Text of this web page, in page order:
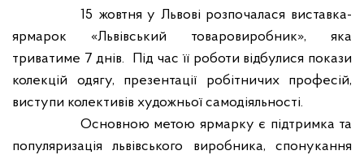
15 жовтня у Львові розпочалася виставка-
ярмарок «Львівський товаровиробник», яка
триватиме 7 днів.
Під час її роботи відбулися покази
колекцій одягу, презентації робітничих професій,
виступи колективів художньої самодіяльності.
Основною метою ярмарку є підтримка та
популяризація львівського виробника, спонукання